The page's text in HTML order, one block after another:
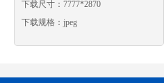
下载尺寸：7777*2870
下载规格：jpeg